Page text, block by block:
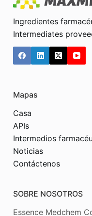
Ingredientes
Intermediates
Mapas
Casa
APIs
Intermedios
Noticias
Contáctenos
SOBRE NOSOTROS
Essence Medchem